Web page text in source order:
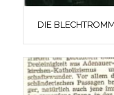
DIE